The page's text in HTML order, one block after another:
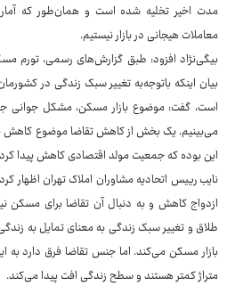
مدت اخیر تخلیه شده است و همان‌طور که
معاملات هیجانی در بازار نیستیم.
بیگی‌نژاد افزود: طبق گزارش‌های رسمی، تورم
بیان اینکه باتوجه‌به تغییر سبک زندگی در
است، گفت: موضوع بازار مسکن، مشکل جوانی
می‌بینیم. یک بخش از کاهش تقاضا موضوع
این بوده که جمعیت مولد اقتصادی کاهش پیدا
نایب رییس اتحادیه مشاوران املاک تهران اظهار
ازدواج کاهش و به دنبال آن تقاضا برای مسکن
طلاق و تغییر سبک زندگی به معنای تمایل به
بازار مسکن می‌کند. اما جنس تقاضا فرق دارد به
متراژ کمتر هستند و سطح زندگی افت پیدا می‌کند.